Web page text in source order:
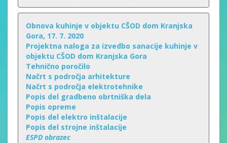
Obnova kuhinje v objektu CŠOD dom Kranjska
Gora, 17. 7. 2020
Projektna naloga za izvedbo sanacije kuhinje v
objektu CŠOD dom Kranjska Gora
Tehnično poročilo
Načrt s področja arhitekture
Načrt s področja elektrotehnike
Popis del gradbeno obrtniška dela
Popis opreme
Popis del elektro inštalacije
Popis del strojne inštalacije
ESPD obrazec